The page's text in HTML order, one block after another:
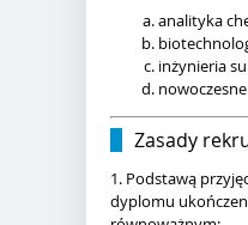
analityka
inżynieria
Zasady
1. Podstawą
dyplomu